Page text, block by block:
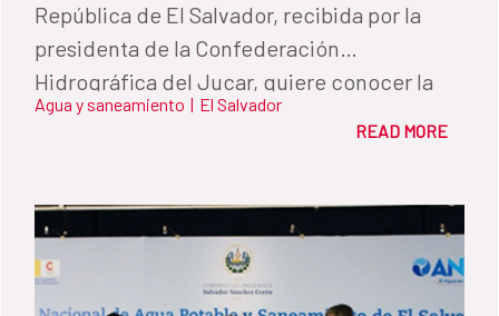
República de El Salvador, recibida por la
presidenta de la Confederación
Hidrográfica del Jucar, quiere conocer la
gestión hídrica española
Agua y saneamiento | El Salvador
READ MORE